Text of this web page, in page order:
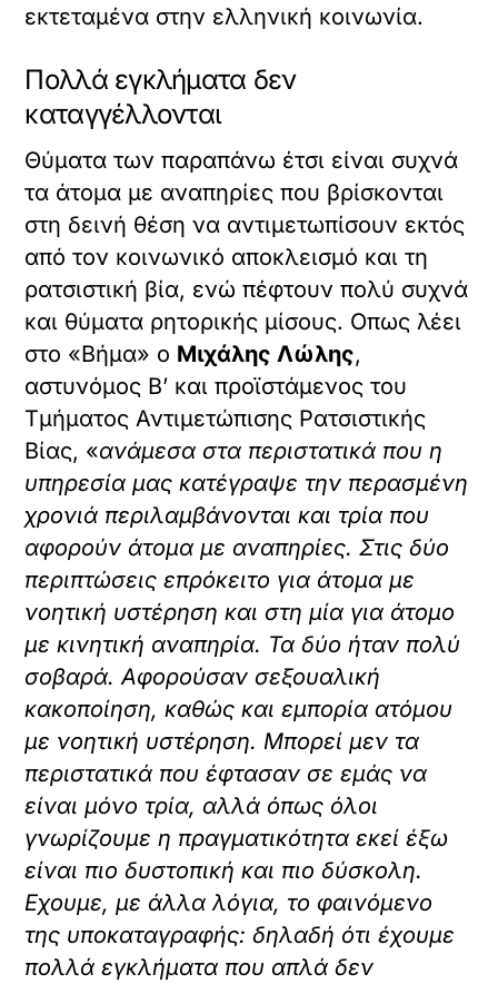
εκτεταμένα στην ελληνική κοινωνία.
Πολλά εγκλήματα δεν
καταγγέλλονται
Θύματα των παραπάνω έτσι είναι συχνά
τα άτομα με αναπηρίες που βρίσκονται
στη δεινή θέση να αντιμετωπίσουν εκτός
από τον κοινωνικό αποκλεισμό και τη
ρατσιστική βία, ενώ πέφτουν πολύ συχνά
και θύματα ρητορικής μίσους. Οπως λέει
στο «Βήμα» ο Μιχάλης Λώλης,
αστυνόμος Β’ και προϊστάμενος του
Τμήματος Αντιμετώπισης Ρατσιστικής
Βίας, «ανάμεσα στα περιστατικά που η
υπηρεσία μας κατέγραψε την περασμένη
χρονιά περιλαμβάνονται και τρία που
αφορούν άτομα με αναπηρίες. Στις δύο
περιπτώσεις επρόκειτο για άτομα με
νοητική υστέρηση και στη μία για άτομο
με κινητική αναπηρία. Τα δύο ήταν πολύ
σοβαρά. Αφορούσαν σεξουαλική
κακοποίηση, καθώς και εμπορία ατόμου
με νοητική υστέρηση. Μπορεί μεν τα
περιστατικά που έφτασαν σε εμάς να
είναι μόνο τρία, αλλά όπως όλοι
γνωρίζουμε η πραγματικότητα εκεί έξω
είναι πιο δυστοπική και πιο δύσκολη.
Εχουμε, με άλλα λόγια, το φαινόμενο
της υποκαταγραφής: δηλαδή ότι έχουμε
πολλά εγκλήματα που απλά δεν